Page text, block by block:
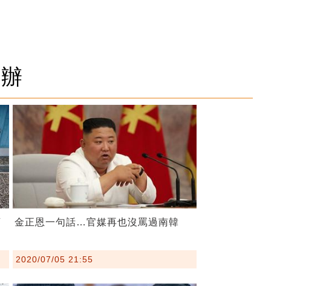
金正恩一句話…官媒再也沒罵過南韓
2020/07/05 21:55